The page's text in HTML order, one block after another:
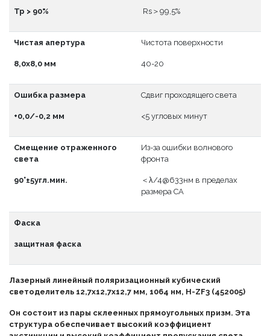
Тр > 90% Rs＞99,5%
Чистая апертура
8,0x8,0 мм
Чистота поверхности
40-20
Ошибка размера
+0,0/-0,2 мм
Сдвиг проходящего света
<5 угловых минут
Смещение отраженного
света
90°±5угл.мин.
Из-за ошибки волнового
фронта
＜λ/4@633нм в пределах
размера CA
Фаска
защитная фаска
Лазерный линейный поляризационный кубический
светоделитель 12,7x12,7x12,7 мм, 1064 нм, H-ZF3 (452005)
Он состоит из пары склеенных прямоугольных призм. Эта
структура обеспечивает высокий коэффициент